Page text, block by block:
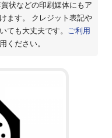
状などの印刷媒体にもア
ます。 クレジット表記や
ても大丈夫です。 ご利用
ください。